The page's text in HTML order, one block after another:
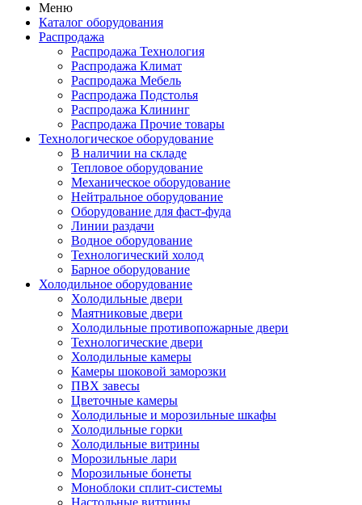
Меню
Каталог оборудования
Распродажа
Распродажа Технология
Распродажа Климат
Распродажа Мебель
Распродажа Подстолья
Распродажа Клининг
Распродажа Прочие товары
Технологическое оборудование
В наличии на складе
Тепловое оборудование
Механическое оборудование
Нейтральное оборудование
Оборудование для фаст-фуда
Линии раздачи
Водное оборудование
Технологический холод
Барное оборудование
Холодильное оборудование
Холодильные двери
Маятниковые двери
Холодильные противопожарные двери
Технологические двери
Холодильные камеры
Камеры шоковой заморозки
ПВХ завесы
Цветочные камеры
Холодильные и морозильные шкафы
Холодильные горки
Холодильные витрины
Морозильные лари
Морозильные бонеты
Моноблоки сплит-системы
Настольные витрины